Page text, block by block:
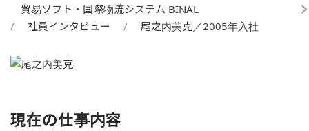
貿易ソフト・国際物流システム BINAL
社員インタビュー
尾之内美克／2005年入社
現在の仕事内容